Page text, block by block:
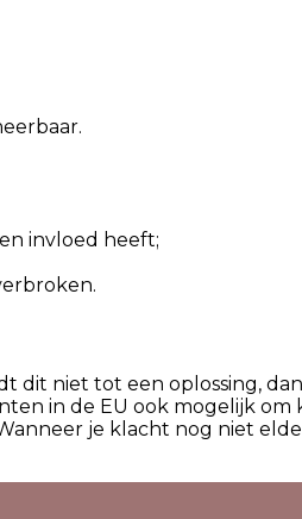
invloed heeft;
niet tot een oplossing,
in de EU ook mogelijk
je klacht nog niet